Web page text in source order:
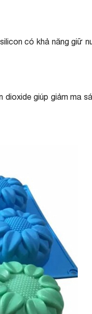
có khả năng giữ
giúp giảm ma